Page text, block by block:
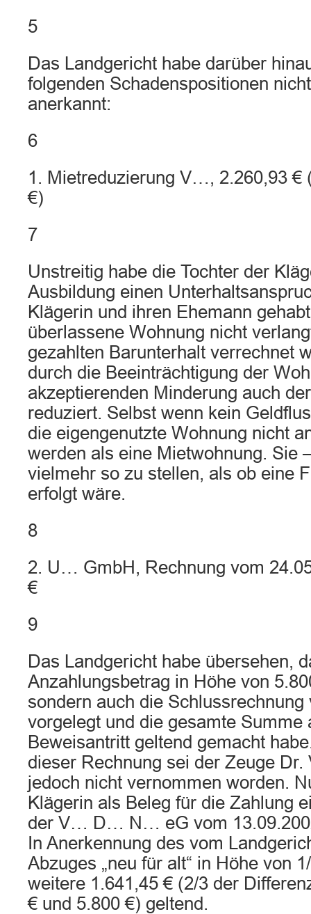
5
Das Landgericht habe darüber
folgenden Schadenspositionen
anerkannt:
6
1. Mietreduzierung V…, 2.260,93 €
€)
7
Unstreitig habe die Tochter der
Ausbildung einen
Klägerin und ihren Ehemann
überlassene Wohnung nicht
gezahlten Barunterhalt verrechnet
durch die Beeinträchtigung der
akzeptierenden Minderung auch
reduziert. Selbst wenn kein
die eigengenutzte Wohnung nicht
werden als eine Mietwohnung. Sie
vielmehr so zu stellen, als ob eine
erfolgt wäre.
8
2. U… GmbH, Rechnung vom
€
9
Das Landgericht habe übersehen,
Anzahlungsbetrag in Höhe von
sondern auch die Schlussrechnung
vorgelegt und die gesamte Summe
Beweisantritt geltend gemacht
dieser Rechnung sei der Zeuge
jedoch nicht vernommen worden.
Klägerin als Beleg für die Zahlung
der V… D… N… eG vom
In Anerkennung des vom
Abzuges „neu für alt“ in Höhe von
weitere 1.641,45 € (2/3 der
€ und 5.800 €) geltend.